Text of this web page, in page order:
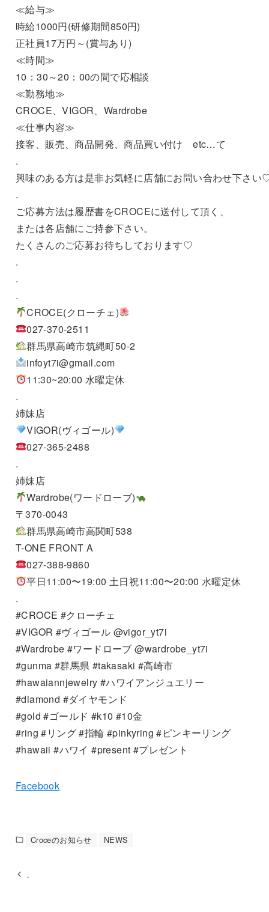
≪給与≫
時給1000円(研修期間850円)
正社員17万円～(賞与あり)
≪時間≫
10：30～20：00の間で応相談
≪勤務地≫
CROCE、VIGOR、Wardrobe
≪仕事内容≫
接客、販売、商品開発、商品買い付け etc…て
.
興味のある方は是非お気軽に店舗にお問い合わせ下さい
.
ご応募方法は履歴書をCROCEに送付して頂く、
または各店舗にご持参下さい。
たくさんのご応募お待ちしております♡
.
.
.
CROCE(クローチェ)
027-370-2511
群馬県高崎市筑縄町50-2
infoyt7i@gmail.com
11:30~20:00 水曜定休
.
姉妹店
VIGOR(ヴィゴール)
027-365-2488
.
姉妹店
Wardrobe(ワードローブ)
〒370-0043
群馬県高崎市高関町538
T-ONE FRONT A
027-388-9860
平日11:00〜19:00 土日祝11:00〜20:00 水曜定休
.
#CROCE #クローチェ
#VIGOR #ヴィゴール @vigor_yt7i
#Wardrobe #ワードローブ @wardrobe_yt7i
#gunma #群馬県 #takasaki #高崎市
#hawaiannjewelry #ハワイアンジュエリー
#diamond #ダイヤモンド
#gold #ゴールド #k10 #10金
#ring #リング #指輪 #pinkyring #ピンキーリング
#hawaii #ハワイ #present #プレゼント
Facebook
Croceのお知らせ NEWS
.